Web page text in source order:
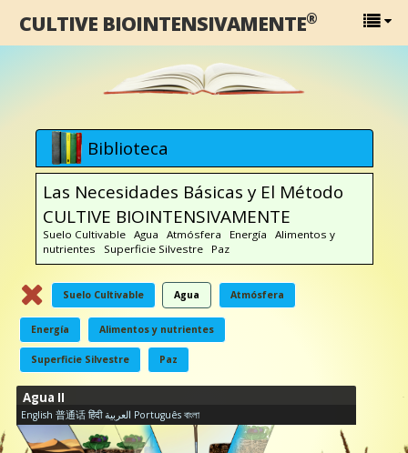
CULTIVE BIOINTENSIVAMENTE®
Biblioteca
Las Necesidades Básicas y El Método
CULTIVE BIOINTENSIVAMENTE
Suelo Cultivable Agua Atmósfera Energía Alimentos y
nutrientes Superficie Silvestre Paz
Suelo Cultivable Agua Atmósfera
Energía Alimentos y nutrientes
Superficie Silvestre Paz
Agua II
English 普通话 हिंदी العربية Português বাংলা